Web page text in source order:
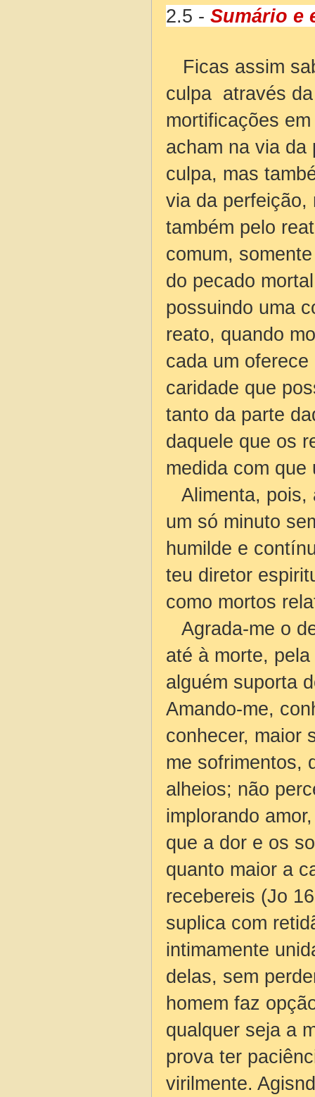
2.5 - Sumário e
Ficas assim
culpa através
mortificações
acham na via da
culpa, mas
via da perfeição,
também pelo
comum,
do pecado
possuindo uma
reato, quando
cada um
caridade que
tanto da parte
daquele que os
medida com
Alimenta, pois,
um só minuto
humilde e
teu diretor
como mortos
Agrada-me o
até à morte,
alguém suporta
Amando-me,
conhecer, maior
me sofrimentos,
alheios; não
implorando
que a dor e os
quanto maior a
recebereis (Jo
suplica com
intimamente
delas, sem
homem faz
qualquer seja a
prova ter
virilmente.